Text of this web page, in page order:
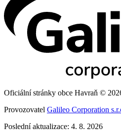
Oficiální stránky obce Havraň ©
Provozovatel Galileo Corporation
Poslední aktualizace: 4. 8. 2026